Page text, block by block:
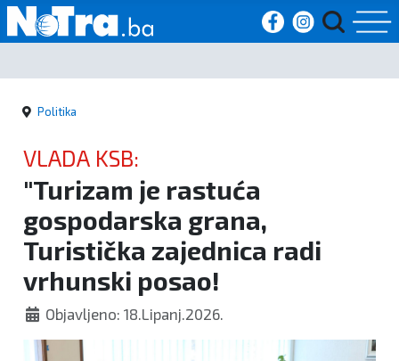
Početna
Vijesti
Sport
Kultura
Crna
kronika
Politika
Politika
VLADA KSB:
"Turizam je rastuća
gospodarska grana,
Turistička zajednica radi
vrhunski posao!
Objavljeno: 18.Lipanj.2026.